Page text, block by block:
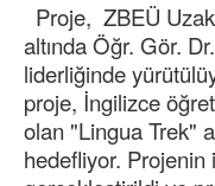
Proje, ZBEÜ
altında Öğr. Gör.
liderliğinde
proje, İngilizce
olan "Lingua Trek"
hedefliyor. Projenin